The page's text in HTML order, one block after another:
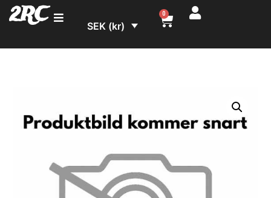
2RC SEK (kr)
0